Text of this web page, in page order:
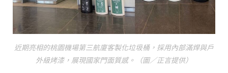
近期亮相的桃園機場第三航廈客製化垃圾桶，採用內部滿焊與戶
外級烤漆，展現國家門面質感。（圖／正言提供）